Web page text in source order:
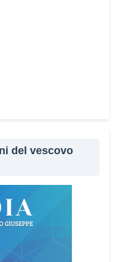
del vescovo